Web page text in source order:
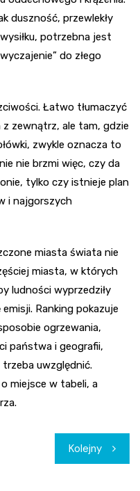
duszność, przewlekły
potrzebna jest
do złego
Łatwo tłumaczyć
zewnątrz, ale tam, gdzie
zwykle oznacza to
nie brzmi więc, czy da
tylko czy istnieje plan
i najgorszych
miasta świata nie
miasta, w których
ludności wyprzedziły
Ranking pokazuje
ogrzewania,
państwa i geografii,
uwzględnić.
miejsce w tabeli, a
Kolejny